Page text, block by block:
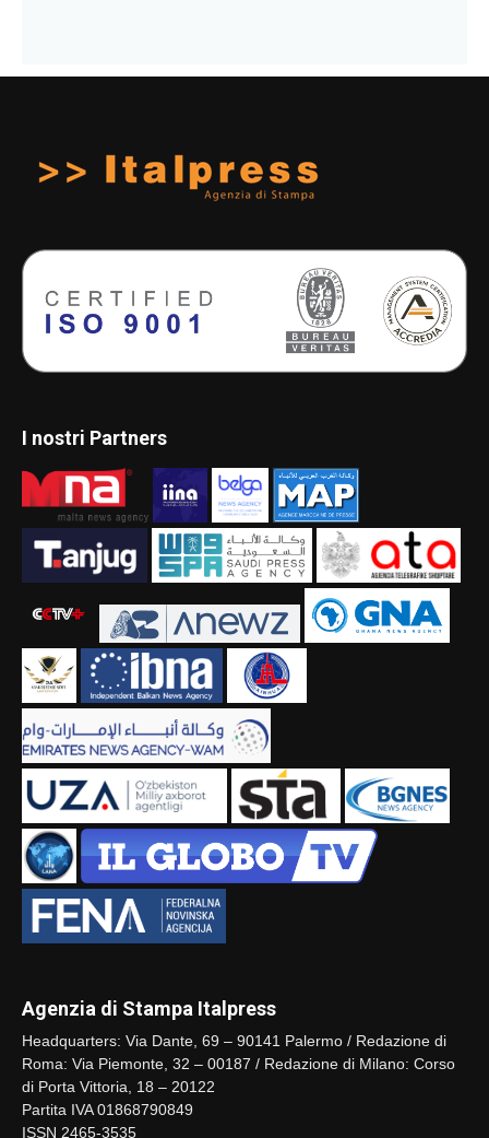
I nostri Partners
Agenzia di Stampa Italpress
Headquarters: Via Dante, 69 – 90141 Palermo / Redazione di
Roma: Via Piemonte, 32 – 00187 / Redazione di Milano: Corso
di Porta Vittoria, 18 – 20122
Partita IVA 01868790849
ISSN 2465-3535